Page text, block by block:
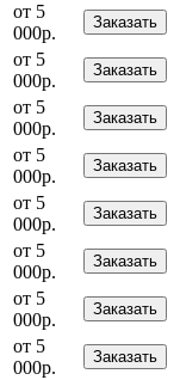
от 5
000р.
Заказать
от 5
000р.
Заказать
от 5
000р.
Заказать
от 5
000р.
Заказать
от 5
000р.
Заказать
от 5
000р.
Заказать
от 5
000р.
Заказать
от 5
000р.
Заказать